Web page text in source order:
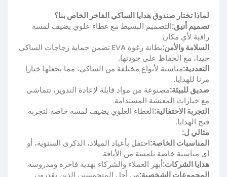
لماذا تختار صندوق هدايا الساكي الفاخر الخاص بنا؟
تصميم أنيق:التصميم البسيط مع غطاء علوي يضيف لمسة
راقية لأي مكان.
السلامة والأمن:
بطانة رغوة EVA تضمن حماية زجاجات الساكي
جيدا، مع الحفاظ على جودتها.
التعددية:مناسبة لأنواع مختلفة من الساكي، مما يجعلها خيارا
مرنا للهدايا.
صديق للبيئة:مصنوعة من مواد قابلة لإعادة التدوير، تتماشى
مع خيارات المعيشة المستدامة.
التجربة الاحتفالية:الغطاء العلوي يضيف لمسة خاصة لتجربة
فتح الهدايا.
مثالي ل:
المناسبات الخاصة:احتفل بأعياد الميلاد، الذكرى السنوية، أو
أي مناسبة خاصة بلمسة من الأناقة.
هدايا الشركات:أبهر العملاء والشركاء بهدية فاخرة ومدروسة.
المجموعات الشخصية:من أجل المتحمسين الذين يقدرون